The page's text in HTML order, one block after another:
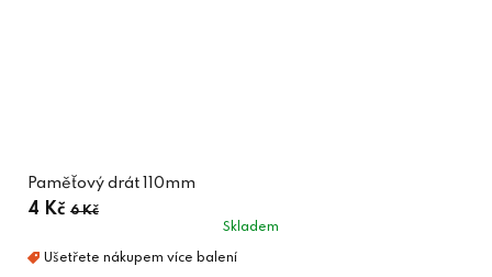
Paměťový drát 110mm
4 Kč 6 Kč
Skladem